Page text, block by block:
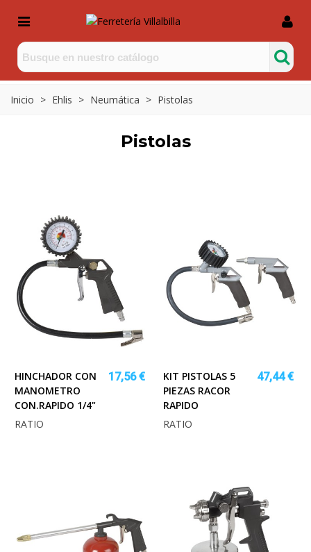
Inicio > Ehlis > Neumática > Pistolas
Pistolas
HINCHADOR CON
MANOMETRO
CON.RAPIDO 1/4"
17,56 €
RATIO
KIT PISTOLAS 5
PIEZAS RACOR
RAPIDO
47,44 €
RATIO